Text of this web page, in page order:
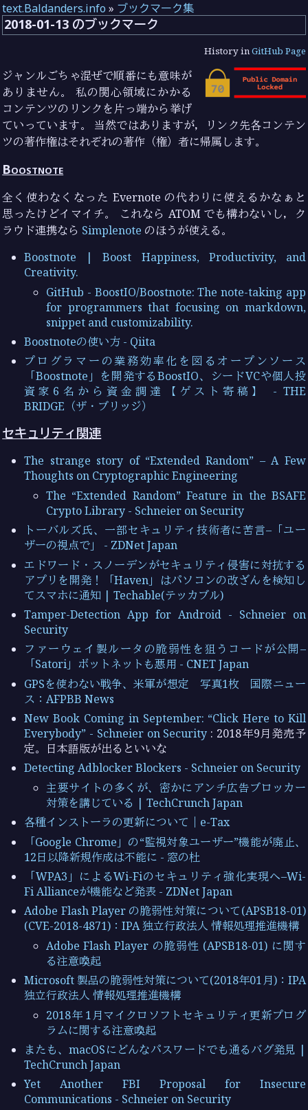
text.Baldanders.info » ブックマーク集
2018-01-13 のブックマーク
History inGitHub Page
ジャンルごちゃ混ぜで順番にも意味が
ありません。 私の関心領域にかかる
コンテンツのリンクを片っ端から挙げ
ていっています。 当然ではありますが，リンク先各コンテン
ツの著作権はそれぞれの著作（権）者に帰属します。
Boostnote
全く使わなくなった Evernote の代わりに使えるかなぁと
思ったけどイマイチ。 これなら ATOM でも構わないし，ク
ラウド連携なら Simplenote のほうが使える。
Boostnote | Boost Happiness, Productivity, and
Creativity.
GitHub - BoostIO/Boostnote: The note-taking app
for programmers that focusing on markdown,
snippet and customizability.
Boostnoteの使い方 - Qiita
プログラマーの業務効率化を図るオープンソース
「Boostnote」を開発するBoostIO、シードVCや個人投
資家6名から資金調達【ゲスト寄稿】 - THE
BRIDGE（ザ・ブリッジ）
セキュリティ関連
The strange story of “Extended Random” – A Few
Thoughts on Cryptographic Engineering
The “Extended Random” Feature in the BSAFE
Crypto Library - Schneier on Security
トーバルズ氏、一部セキュリティ技術者に苦言–「ユー
ザーの視点で」 - ZDNet Japan
エドワード・スノーデンがセキュリティ侵害に対抗する
アプリを開発！「Haven」はパソコンの改ざんを検知し
てスマホに通知 | Techable(テッカブル)
Tamper-Detection App for Android - Schneier on
Security
ファーウェイ製ルータの脆弱性を狙うコードが公開–
「Satori」ボットネットも悪用 - CNET Japan
GPSを使わない戦争、米軍が想定 写真1枚 国際ニュー
ス：AFPBB News
New Book Coming in September: “Click Here to Kill
Everybody” - Schneier on Security : 2018年9月発売予
定。日本語版が出るといいな
Detecting Adblocker Blockers - Schneier on Security
主要サイトの多くが、密かにアンチ広告ブロッカー
対策を講じている | TechCrunch Japan
各種インストーラの更新について｜e-Tax
「Google Chrome」の“監視対象ユーザー”機能が廃止、
12日以降新規作成は不能に - 窓の杜
「WPA3」によるWi-Fiのセキュリティ強化実現へ–Wi-
Fi Allianceが機能など発表 - ZDNet Japan
Adobe Flash Player の脆弱性対策について(APSB18-01)
(CVE-2018-4871)：IPA 独立行政法人 情報処理推進機構
Adobe Flash Player の脆弱性 (APSB18-01) に関す
る注意喚起
Microsoft 製品の脆弱性対策について(2018年01月)：IPA
独立行政法人 情報処理推進機構
2018年 1月マイクロソフトセキュリティ更新プログ
ラムに関する注意喚起
またも、macOSにどんなパスワードでも通るバグ発見 |
TechCrunch Japan
Yet Another FBI Proposal for Insecure
Communications - Schneier on Security